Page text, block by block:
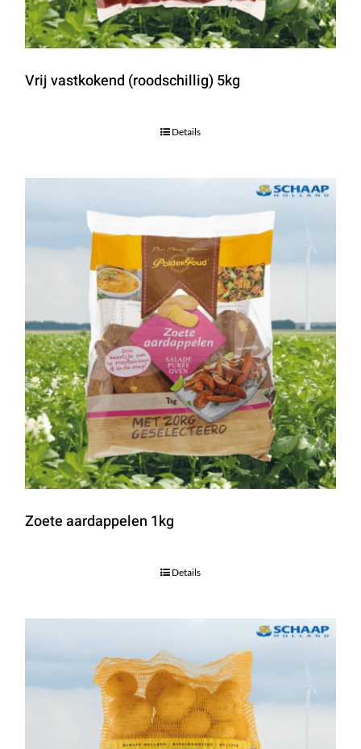
Vrij vastkokend (roodschillig) 5kg
Details
Zoete aardappelen 1kg
Details